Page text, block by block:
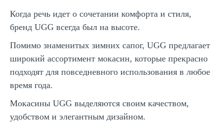
Когда речь идет о сочетании комфорта и стиля,
бренд UGG всегда был на высоте.
Помимо знаменитых зимних сапог, UGG предлагает
широкий ассортимент мокасин, которые прекрасно
подходят для повседневного использования в любое
время года.
Мокасины UGG выделяются своим качеством,
удобством и элегантным дизайном.